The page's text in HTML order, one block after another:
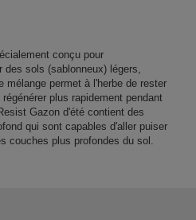
conçu pour
des sols (sablonneux) légers,
permet à l'herbe de rester
plus rapidement pendant
Gazon d'été contient des
qui sont capables d'aller puiser
couches plus profondes du sol.